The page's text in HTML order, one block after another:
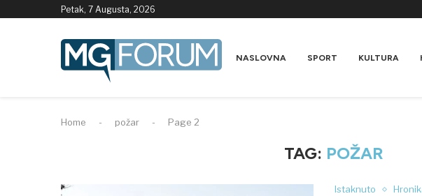
Petak, 7 Augusta, 2026
NASLOVNA SPORT KULTURA
Home - požar - Page 2
TAG: POŽAR
Istaknuto